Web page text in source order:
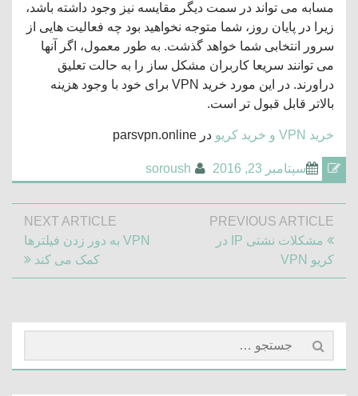
مسابه می تواند در سمت دیگر مقایسه نیز وجود داشته باشد،
زیرا در پایان روز، شما متوجه نخواهید بود چه فعالیت هایی از
سرور انتخابی شما خواهد گذشت. به طور معمول، اگر آنها
می توانند سریعا کاربران مشکل ساز را به حالت تعلیق
دراورند. در این مورد خرید VPN برای خود با وجود هزینه
بالاتر قابل قبول تر است.
خرید VPN و خرید کریو در parsvpn.online
سپتامبر 23, 2016 soroush
راهبری
نوشته
PREVIOUS ARTICLE
Previous
Post:
مشکلات نشتی IP در
کریو VPN
NEXT ARTICLE
Next VPN به دور زدن فیلترها
کمک می کند
جستجو
برای: